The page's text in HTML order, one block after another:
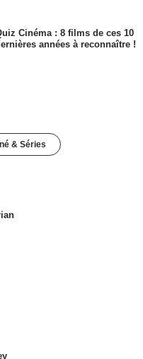
Cinéma : 8 films de ces 10
années à reconnaître !
& Séries